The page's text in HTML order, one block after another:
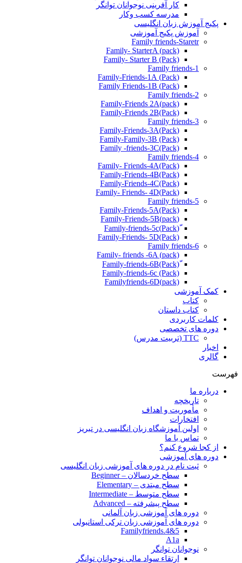
کار آفرینی نوجوانان توانگر
مدرسه کسب وکار
پکیج آموزش زبان انگلیسی
آموزش پکیج آموزشی
Family friends-Staretr
Family- StarterA (pack)
Family- Starter B (Pack)
Family friends-1
(Pack) Family-Friends-1A
(Pack) Family Friends-1B
Family friends-2
Family-Friends 2A(pack)
Family-Friends 2B(Pack)
Family friends-3
(Pack)Family-Friends-3A
Family-Family-3B (Pack)
Family -friends-3C(Pack)
Family friends-4
Family- Friends-4A(Pack)
Family-Friends-4B(Pack)
Family-Friends-4C(Pack)
(Pack)Family- Friends- 4D
Family friends-5
Family-Friends-5A(Pack)
(pack)Family-Friends-5B
ّ(Pack)Family-friends-5c
Family-Friends- 5D(Pack)
Family friends-6
Family- friends -6A (pack)
Family-friends-6c (Pack)
Familyfriends-6D(pack)
کمک آموزشی
کتاب
کتاب داستان
کلمات کاربردی
دوره های تخصصی
TTC (تربیت مدرس)
اخبار
گالری
فهرست
درباره ما
تاریخچه
مأموریت و اهداف
افتخارات
اولین آموزشگاه زبان انگلیسی در تبریز
تماس با ما
از کجا شروع کنم؟
دوره های آموزشی
ثبت نام در دوره های آموزشی زبان انگلیسی
سطح خردسالان – Beginner
سطح مبتدی – Elementary
سطح متوسط – Intermediate
سطح پیشرفته – Advanced
دوره های آموزشی زبان آلمانی
دوره های آموزشی زبان ترکی استانبولی
Familyfriends.4&5
A1a
نوجوانان توانگر
ارتقاء سواد مالی نوجوانان توانگر